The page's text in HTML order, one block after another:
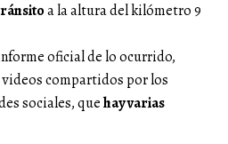
a la altura del kilómetro 9
oficial de lo ocurrido,
compartidos por los
sociales, quehay varias